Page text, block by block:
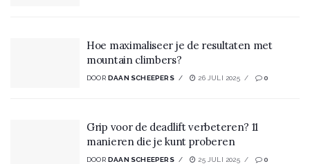
Hoe maximaliseer je de resultaten met
mountain climbers?
DOOR DAAN SCHEEPERS 26 JULI 2025 0
Grip voor de deadlift verbeteren? 11
manieren die je kunt proberen
DOOR DAAN SCHEEPERS 25 JULI 2025 0